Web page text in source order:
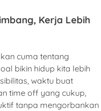
Kerja Lebih
cuma tentang
bikin hidup kita lebih
waktu buat
time off yang cukup,
tanpa mengorbankan